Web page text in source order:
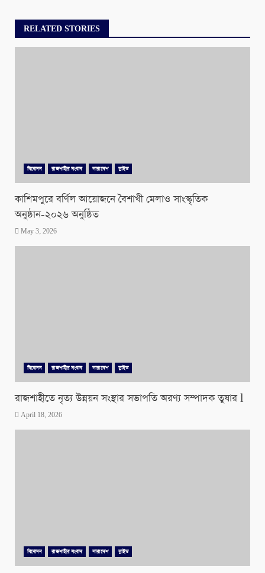
RELATED STORIES
বিনোদন রাজশাহীর সংবাদ সারাদেশ স্লাইড
কাশিমপুরে বর্ণিল আয়োজনে বৈশাখী মেলাও সাংস্কৃতিক
অনুষ্ঠান-২০২৬ অনুষ্ঠিত
May 3, 2026
বিনোদন রাজশাহীর সংবাদ সারাদেশ স্লাইড
রাজশাহীতে নৃত্য উন্নয়ন সংস্থার সভাপতি অরণ্য সম্পাদক তুষার l
April 18, 2026
বিনোদন রাজশাহীর সংবাদ সারাদেশ স্লাইড